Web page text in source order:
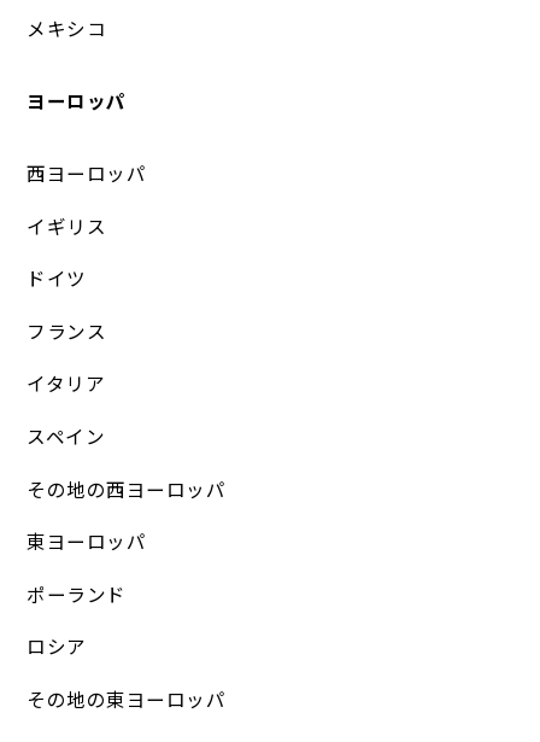
メキシコ
ヨーロッパ
西ヨーロッパ
イギリス
ドイツ
フランス
イタリア
スペイン
その地の西ヨーロッパ
東ヨーロッパ
ポーランド
ロシア
その地の東ヨーロッパ